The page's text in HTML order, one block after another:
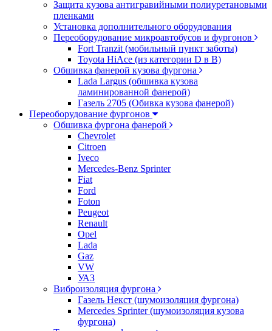
Защита кузова антигравийными полиуретановыми
пленками
Установка дополнительного оборудования
Переоборудование микроавтобусов и фургонов
Fort Tranzit (мобильный пункт заботы)
Toyota HiAce (из категории D в B)
Обшивка фанерой кузова фургона
Lada Largus (обшивка кузова
ламинированной фанерой)
Газель 2705 (Обивка кузова фанерой)
Переоборудование фургонов
Обшивка фургона фанерой
Chevrolet
Citroen
Iveco
Mercedes-Benz Sprinter
Fiat
Ford
Foton
Peugeot
Renault
Opel
Lada
Gaz
VW
УАЗ
Виброизоляция фургона
Газель Некст (шумоизоляция фургона)
Mercedes Sprinter (шумоизоляция кузова
фургона)